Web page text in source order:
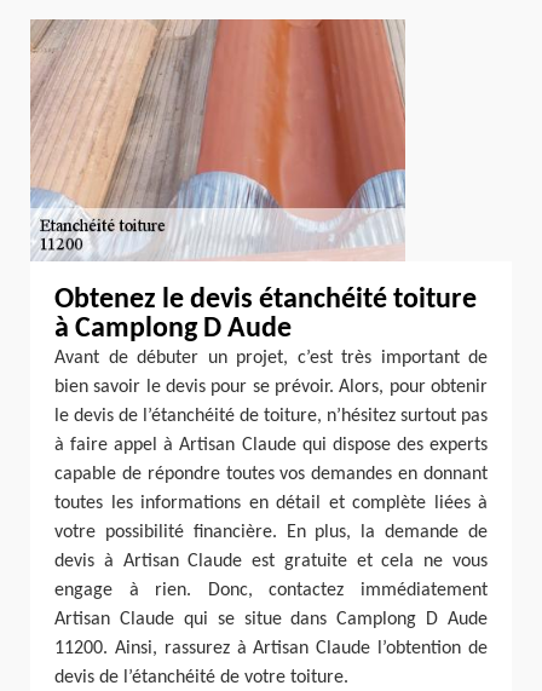
Obtenez le devis étanchéité toiture
à Camplong D Aude
Avant de débuter un projet, c’est très important de
bien savoir le devis pour se prévoir. Alors, pour obtenir
le devis de l’étanchéité de toiture, n’hésitez surtout pas
à faire appel à Artisan Claude qui dispose des experts
capable de répondre toutes vos demandes en donnant
toutes les informations en détail et complète liées à
votre possibilité financière. En plus, la demande de
devis à Artisan Claude est gratuite et cela ne vous
engage à rien. Donc, contactez immédiatement
Artisan Claude qui se situe dans Camplong D Aude
11200. Ainsi, rassurez à Artisan Claude l’obtention de
devis de l’étanchéité de votre toiture.